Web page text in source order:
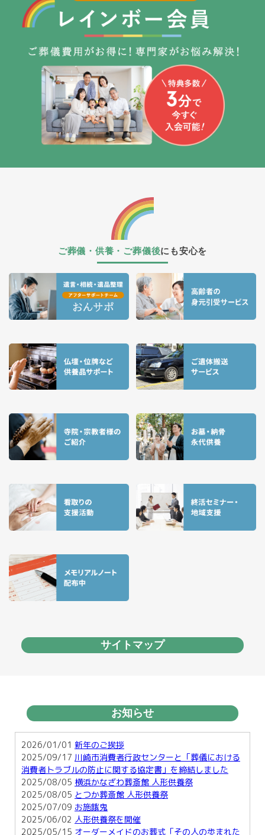
ご葬儀・供養・ご葬儀後にも安心を
サイトマップ
お知らせ
2026/01/01 新年のご挨拶
2025/09/17 川崎市消費者行政センターと「葬儀における
消費者トラブルの防止に関する協定書」を締結しました
2025/08/05 横浜かなざわ葬斎館 人形供養祭
2025/08/05 とつか葬斎館 人形供養祭
2025/07/09 お施餓鬼
2025/06/02 人形供養祭を開催
2025/05/15 オーダーメイドのお葬式「その人の歩まれた